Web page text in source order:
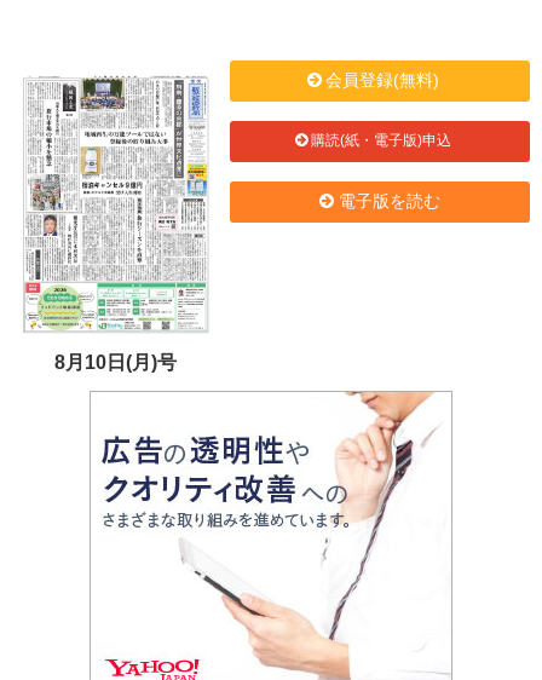
8月10日(月)号
会員登録(無料)
購読(紙・電子版)申込
電子版を読む